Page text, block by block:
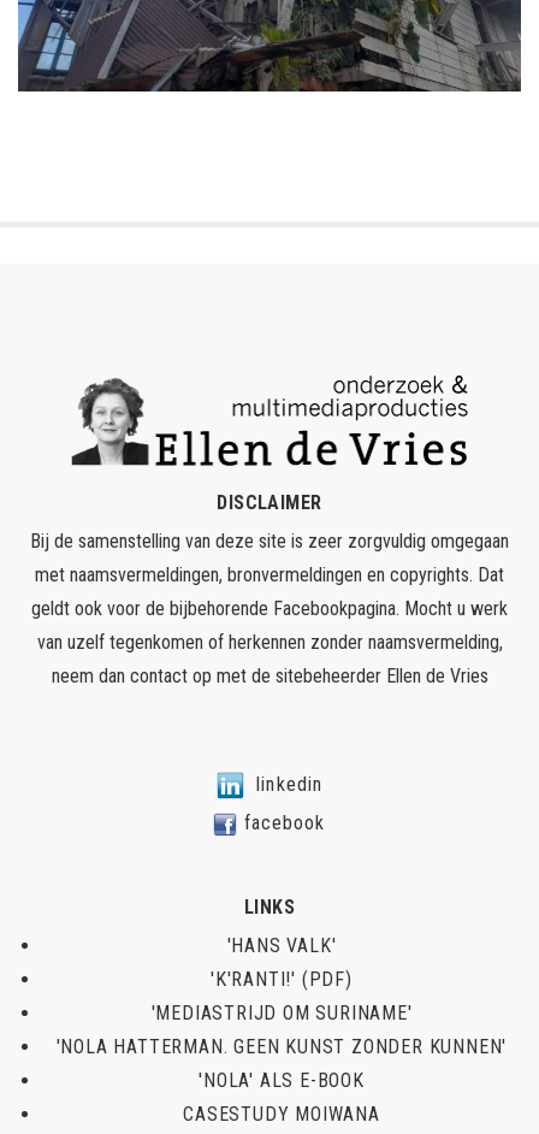
DISCLAIMER
Bij de samenstelling van deze site is zeer zorgvuldig omgegaan
met naamsvermeldingen, bronvermeldingen en copyrights. Dat
geldt ook voor de bijbehorende Facebookpagina. Mocht u werk
van uzelf tegenkomen of herkennen zonder naamsvermelding,
neem dan contact op met de sitebeheerder Ellen de Vries
linkedin
facebook
LINKS
'HANS VALK'
'K'RANTI!' (PDF)
'MEDIASTRIJD OM SURINAME'
'NOLA HATTERMAN. GEEN KUNST ZONDER KUNNEN'
'NOLA' ALS E-BOOK
CASESTUDY MOIWANA